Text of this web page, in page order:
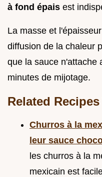
à fond épais est
La masse et
diffusion de la chaleur
que la sauce n'attache
minutes de mijotage.
Related
Churros à la
leur sauce
les churros à la
mexicain est